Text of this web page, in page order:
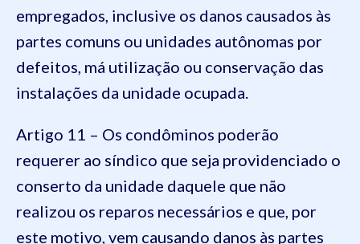
empregados, inclusive os danos causados às
partes comuns ou unidades autônomas por
defeitos, má utilização ou conservação das
instalações da unidade ocupada.
Artigo 11 – Os condôminos poderão
requerer ao síndico que seja providenciado o
conserto da unidade daquele que não
realizou os reparos necessários e que, por
este motivo, vem causando danos às partes